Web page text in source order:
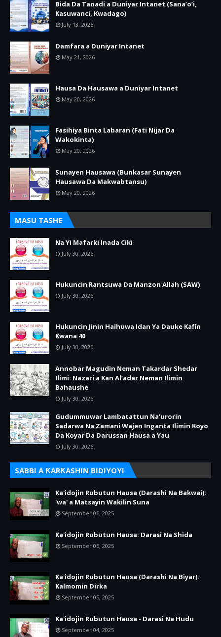
Bida Da Tanadi a Duniyar Intanet (Sana’o’i,
Kasuwanci, Kwadago)
July 13, 2026
Damfara a Duniyar Intanet
May 21, 2026
Hausa Da Hausawa a Duniyar Intanet
May 20, 2026
Fasihiya Binta Labaran (Fati Nijar Da
Wakokinta)
May 20, 2026
Sunayen Hausawa (Bunkasar Sunayen
Hausawa Da Makwabtansu)
May 20, 2026
MASU TASHE
Na Yi Mafarki Inada Ciki
July 30, 2026
Hukuncin Rantsuwa Da Manzon Allah (SAW)
July 30, 2026
Hukuncin Jinin Haihuwa Idan Ya Dauke Kafin
Kwana 40
July 30, 2026
Annobar Magudin Neman Takardar Shedar
Ilimi: Nazari a Kan Al’adar Neman Ilimin
Bahaushe
July 30, 2026
Gudummuwar Lambatattun Na’urorin
Sadarwa Na Zamani Wajen Inganta Ilimin Koyo
Da Koyar Da Darussan Hausa a Yau
July 30, 2026
SABBI A ƘARƘASHIN BIDIYOYI
Ka'idojin Rubutun Hausa (Darashi Na Bakwai):
'wa' a Matsayin Wakilin Suna
September 06, 2025
Ka'idojin Rubutun Hausa: Darasi Na Shida
September 05, 2025
Ka'idojin Rubutun Hausa (Darashi Na Biyar):
Kalmomin Dirka
September 05, 2025
Ka'idojin Rubutun Hausa - Darasi Na Hudu
September 04, 2025